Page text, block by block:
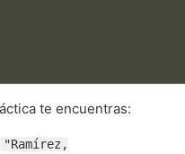
te encuentras:
"Ramírez,